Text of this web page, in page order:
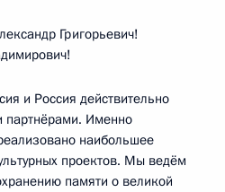
Григорьевич!
и Россия действительно
партнёрами. Именно
наибольшее
проектов. Мы ведём
памяти о великой